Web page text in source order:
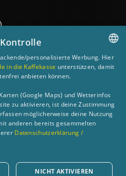
GERMAN
personalisierte Werbung. Hier
in die Kaffekasse unterstützen, damit
anbieten können.
(Google Maps) und Wetterinfos
zu aktivieren, ist deine Zustimmung
möglicherweise deine Nutzung
anderen bereits gesammelten
Datenschutzerklärung /
NICHT AKTIVIEREN